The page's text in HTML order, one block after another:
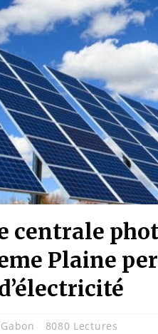
centrale
Plaine
Gabon 8080 Lectures